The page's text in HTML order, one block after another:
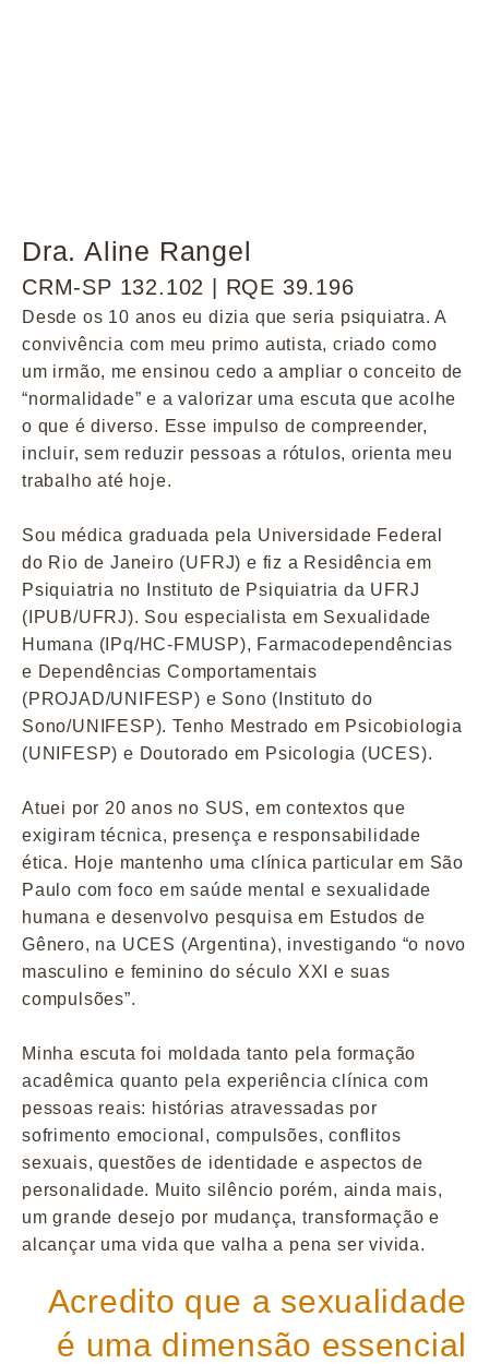
Dra. Aline Rangel
CRM-SP 132.102 | RQE 39.196
Desde os 10 anos eu dizia que seria psiquiatra. A
convivência com meu primo autista, criado como
um irmão, me ensinou cedo a ampliar o conceito de
“normalidade” e a valorizar uma escuta que acolhe
o que é diverso. Esse impulso de compreender,
incluir, sem reduzir pessoas a rótulos, orienta meu
trabalho até hoje.
Sou médica graduada pela Universidade Federal
do Rio de Janeiro (UFRJ) e fiz a Residência em
Psiquiatria no Instituto de Psiquiatria da UFRJ
(IPUB/UFRJ). Sou especialista em Sexualidade
Humana (IPq/HC-FMUSP), Farmacodependências
e Dependências Comportamentais
(PROJAD/UNIFESP) e Sono (Instituto do
Sono/UNIFESP). Tenho Mestrado em Psicobiologia
(UNIFESP) e Doutorado em Psicologia (UCES).
Atuei por 20 anos no SUS, em contextos que
exigiram técnica, presença e responsabilidade
ética. Hoje mantenho uma clínica particular em São
Paulo com foco em saúde mental e sexualidade
humana e desenvolvo pesquisa em Estudos de
Gênero, na UCES (Argentina), investigando “o novo
masculino e feminino do século XXI e suas
compulsões”.
Minha escuta foi moldada tanto pela formação
acadêmica quanto pela experiência clínica com
pessoas reais: histórias atravessadas por
sofrimento emocional, compulsões, conflitos
sexuais, questões de identidade e aspectos de
personalidade. Muito silêncio porém, ainda mais,
um grande desejo por mudança, transformação e
alcançar uma vida que valha a pena ser vivida.
Acredito que a sexualidade
é uma dimensão essencial